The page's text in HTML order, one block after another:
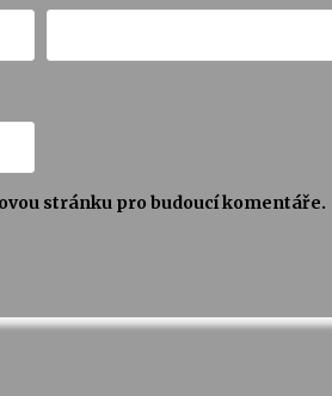
stránku pro budoucí komentáře.